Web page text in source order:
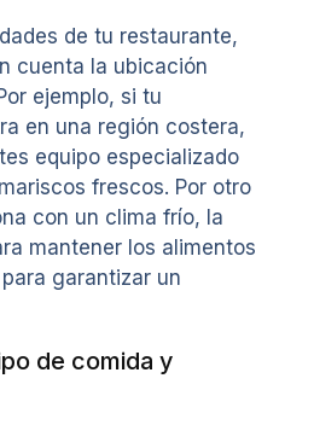
de tu restaurante,
cuenta la ubicación
ejemplo, si tu
en una región costera,
equipo especializado
frescos. Por otro
con un clima frío, la
mantener los alimentos
garantizar un
de comida y